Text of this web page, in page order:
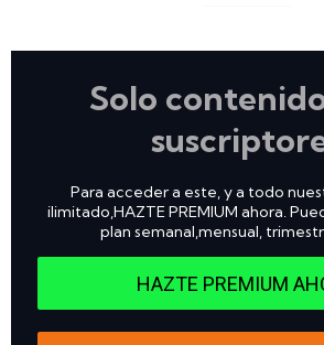
Solo
Para acceder a este, y a todo
ilimitado,HAZTE PREMIUM ahora.
plan semanal,mensual,
HAZTE PREMIUM